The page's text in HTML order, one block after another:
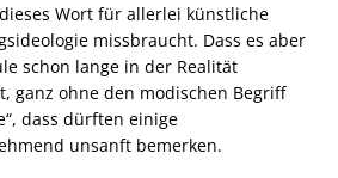
Wort für allerlei künstliche
missbraucht. Dass es aber
schon lange in der Realität
ganz ohne den modischen Begriff
dass dürften einige
unsanft bemerken.